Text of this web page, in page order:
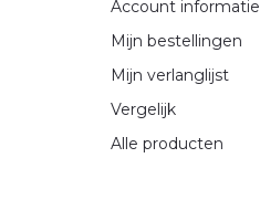
Account informatie
Mijn bestellingen
Mijn verlanglijst
Vergelijk
Alle producten